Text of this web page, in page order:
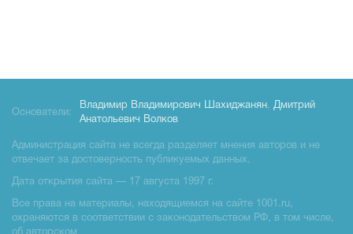
Основатели:
Владимир Владимирович Шахиджанян, Дмитрий
Анатольевич Волков
Администрация сайта не всегда разделяет мнения авторов и не
отвечает за достоверность публикуемых данных.
Дата открытия сайта — 17 августа 1997 г.
Все права на материалы, находящиемся на сайте 1001.ru,
охраняются в соответствии с законодательством РФ, в том числе,